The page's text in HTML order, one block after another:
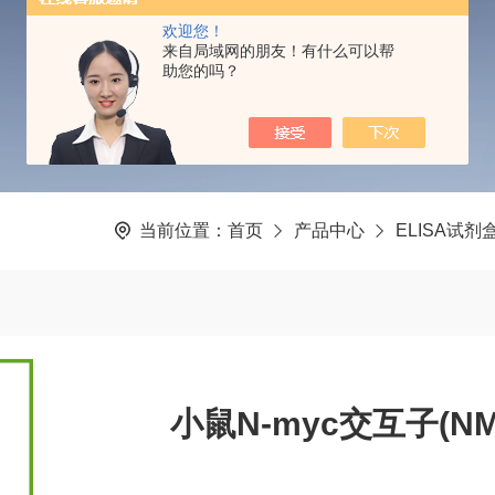
欢迎您！
来自局域网的朋友！有什么可以帮
助您的吗？
当前位置： 首页 产品中心 ELISA试剂
小鼠N-myc交互子